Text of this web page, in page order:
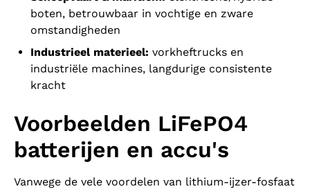
boten, betrouwbaar in vochtige en zware
omstandigheden
Industrieel materieel: vorkheftrucks en
industriële machines, langdurige consistente
kracht
Voorbeelden LiFePO4
batterijen en accu's
Vanwege de vele voordelen van lithium-ijzer-fosfaat